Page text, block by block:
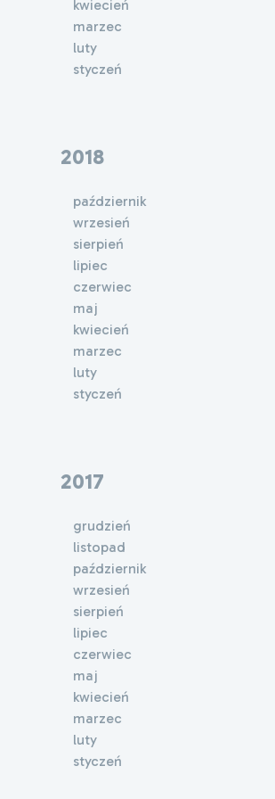
kwiecień
marzec
luty
styczeń
2018
październik
wrzesień
sierpień
lipiec
czerwiec
maj
kwiecień
marzec
luty
styczeń
2017
grudzień
listopad
październik
wrzesień
sierpień
lipiec
czerwiec
maj
kwiecień
marzec
luty
styczeń